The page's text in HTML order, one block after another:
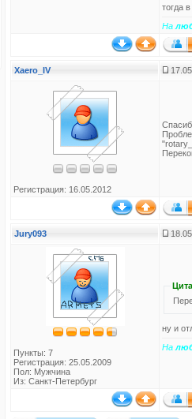
тогда
На
Xaero_IV
Регистрация: 16.05.2012
Jury093
Пункты: 7
Регистрация: 25.05.2009
Пол: Мужчина
Из: Санкт-Петербург
ну и
На